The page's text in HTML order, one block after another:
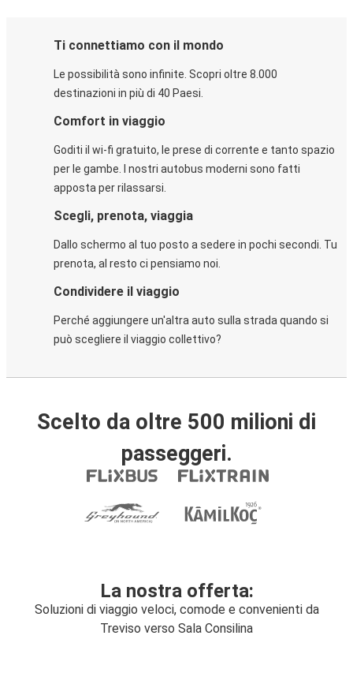
Ti connettiamo con il mondo
Le possibilità sono infinite. Scopri oltre 8.000
destinazioni in più di 40 Paesi.
Comfort in viaggio
Goditi il wi-fi gratuito, le prese di corrente e tanto spazio
per le gambe. I nostri autobus moderni sono fatti
apposta per rilassarsi.
Scegli, prenota, viaggia
Dallo schermo al tuo posto a sedere in pochi secondi. Tu
prenota, al resto ci pensiamo noi.
Condividere il viaggio
Perché aggiungere un'altra auto sulla strada quando si
può scegliere il viaggio collettivo?
Scelto da oltre 500 milioni di
passeggeri.
La nostra offerta:
Soluzioni di viaggio veloci, comode e convenienti da
Treviso verso Sala Consilina